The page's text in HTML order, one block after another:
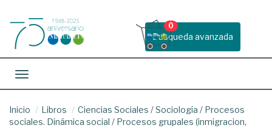
Busqueda avanzada
0
Toggle navigation
Inicio Libros Ciencias Sociales /Sociología / Procesos
sociales. Dinámica social / Procesos grupales (inmigracion,